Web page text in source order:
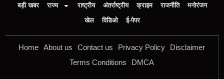
बड़ी खबर राज्य राष्ट्रीय अंतर्राष्ट्रीय क्राइम राजनीति
मनोरंजन
खेल
विडिओ ई-पेपर
Home About us Contact us Privacy Policy
Disclaimer
Terms Conditions
DMCA